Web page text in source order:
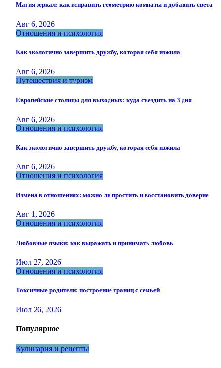
Магия зеркал: как исправить геометрию комнаты и добавить света
Авг 6, 2026
Отношения и психология
Как экологично завершить дружбу, которая себя изжила
Авг 6, 2026
Путешествия и туризм
Европейские столицы для выходных: куда съездить на 3 дня
Авг 6, 2026
Отношения и психология
Как экологично завершить дружбу, которая себя изжила
Авг 6, 2026
Отношения и психология
Измена в отношениях: можно ли простить и восстановить доверие
Авг 1, 2026
Отношения и психология
Любовные языки: как выражать и принимать любовь
Июл 27, 2026
Отношения и психология
Токсичные родители: построение границ с семьей
Июл 26, 2026
Популярное
Кулинария и рецепты